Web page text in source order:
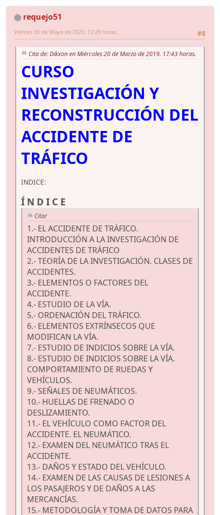
requejo51
#8
Viernes 05 de Mayo de 2023. 12:29 horas.
Cita de: Dikxon en Miércoles 20 de Marzo de 2019. 17:43 horas.
CURSO
INVESTIGACIÓN Y
RECONSTRUCCIÓN DEL
ACCIDENTE DE
TRÁFICO
INDICE:
Í N D I C E
Citar
1.- EL ACCIDENTE DE TRÁFICO.
INTRODUCCIÓN A LA INVESTIGACIÓN DE
ACCIDENTES DE TRÁFICO
2.- TEORÍA DE LA INVESTIGACIÓN. CLASES DE
ACCIDENTES.
3.- ELEMENTOS O FACTORES DEL
ACCIDENTE.
4.- ESTUDIO DE LA VÍA.
5.- ORDENACIÓN DEL TRÁFICO.
6.- ELEMENTOS EXTRÍNSECOS QUE
MODIFICAN LA VÍA.
7.- ESTUDIO DE INDICIOS SOBRE LA VÍA.
8.- ESTUDIO DE INDICIOS SOBRE LA VÍA.
COMPORTAMIENTO DE RUEDAS Y
VEHÍCULOS.
9.- SEÑALES DE NEUMÁTICOS.
10.- HUELLAS DE FRENADO O
DESLIZAMIENTO.
11.- EL VEHÍCULO COMO FACTOR DEL
ACCIDENTE. EL NEUMÁTICO.
12.- EXAMEN DEL NEUMÁTICO TRAS EL
ACCIDENTE.
13.- DAÑOS Y ESTADO DEL VEHÍCULO.
14.- EXAMEN DE LAS CAUSAS DE LESIONES A
LOS PASAJEROS Y DE DAÑOS A LAS
MERCANCÍAS.
15.- METODOLOGÍA Y TOMA DE DATOS PARA